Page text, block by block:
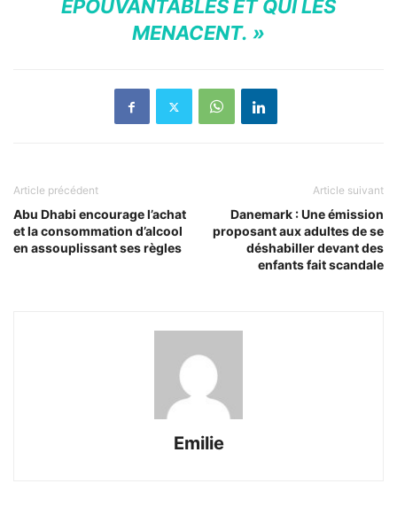
ÉPOUVANTABLES ET QUI LES
MENACENT. »
Article précédent
Abu Dhabi encourage l’achat
et la consommation d’alcool
en assouplissant ses règles
Article suivant
Danemark : Une émission
proposant aux adultes de se
déshabiller devant des
enfants fait scandale
Emilie